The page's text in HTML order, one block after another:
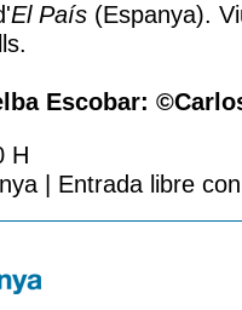
El País (Espanya).
Escobar:
H
| Entrada libre